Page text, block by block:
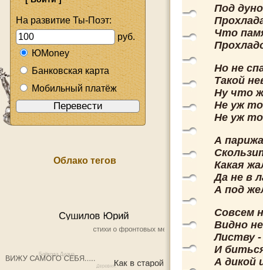
На развитие Ты-Поэт:
руб.
ЮMoney
Банковская карта
Мобильный платёж
Облако тегов
Под
Что
Но не
Такой
Ну что
Не уж
Не уж
А
Какая
Да не в
А под
Совсем
Видно
Листву
И
А дикой